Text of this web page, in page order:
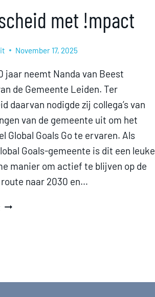
met !mpact
November 17, 2025
jaar neemt Nanda van Beest
de Gemeente Leiden. Ter
daarvan nodigde zij collega’s van
van de gemeente uit om het
Global Goals Go te ervaren. Als
Goals-gemeente is dit een leuke
manier om actief te blijven op de
naar 2030 en…
🥳